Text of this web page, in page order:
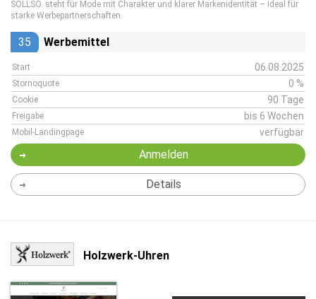
SOLLSO. steht für Mode mit Charakter und klarer Markenidentität – ideal für
starke Werbepartnerschaften.
35 Werbemittel
Start 06.08.2025
Stornoquote 0 %
Cookie 90 Tage
Freigabe bis 6 Wochen
Mobil-Landingpage verfügbar
Anmelden
Details
Holzwerk-Uhren